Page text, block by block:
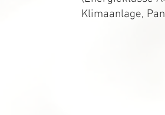
Klimaanlage,